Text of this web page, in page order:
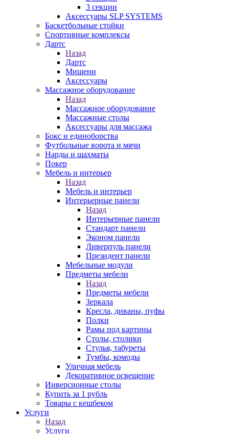
3 секции
Аксессуары SLP SYSTEMS
Баскетбольные стойки
Спортивные комплексы
Дартс
Назад
Дартс
Мишени
Аксессуары
Массажное оборудование
Назад
Массажное оборудование
Массажные столы
Аксессуары для массажа
Бокс и единоборства
Футбольные ворота и мячи
Нарды и шахматы
Покер
Мебель и интерьер
Назад
Мебель и интерьер
Интерьерные панели
Назад
Интерьерные панели
Стандарт панели
Эконом панели
Ливерпуль панели
Президент панели
Мебельные модули
Предметы мебели
Назад
Предметы мебели
Зеркала
Кресла, диваны, пуфы
Полки
Рамы под картины
Столы, столики
Стулья, табуреты
Тумбы, комоды
Уличная мебель
Декоративное освещение
Инверсионные столы
Купить за 1 рубль
Товары с кешбеком
Услуги
Назад
Услуги